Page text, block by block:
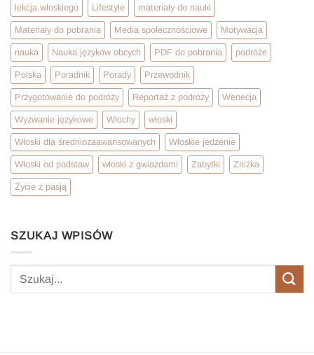
lekcja włoskiego Lifestyle materiały do nauki
Materiały do pobrania Media społecznościowe Motywacja
nauka Nauka języków obcych PDF do pobrania podróże
Polska Poradnik Porady Przewodnik
Przygotowanie do podróży Reportaż z podróży Wenecja
Wyzwanie językowe Włochy włoski
Włoski dla średniozaawansowanych Włoskie jedzenie
Włoski od podstaw włoski z gwiazdami Zabytki Zniżka
Życie z pasją
SZUKAJ WPISÓW